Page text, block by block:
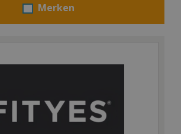
Merken